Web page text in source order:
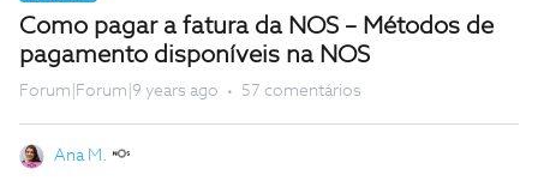
Como pagar a fatura da NOS – Métodos de
pagamento disponíveis na NOS
Forum|Forum|9 years ago 57 comentários
Ana M.